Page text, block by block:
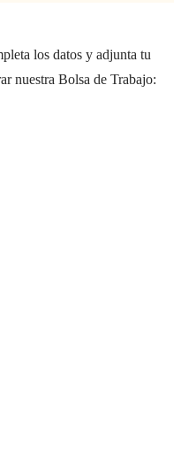
los datos y adjunta tu
nuestra Bolsa de Trabajo: